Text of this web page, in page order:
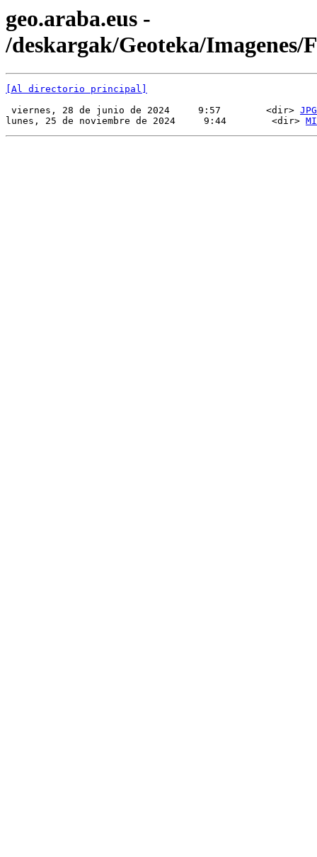
geo.araba.eus -
/deskargak/Geoteka/Imagenes/
[Al directorio principal]
viernes, 28 de junio de 2024     9:57        <dir> JPG
lunes, 25 de noviembre de 2024     9:44        <dir>